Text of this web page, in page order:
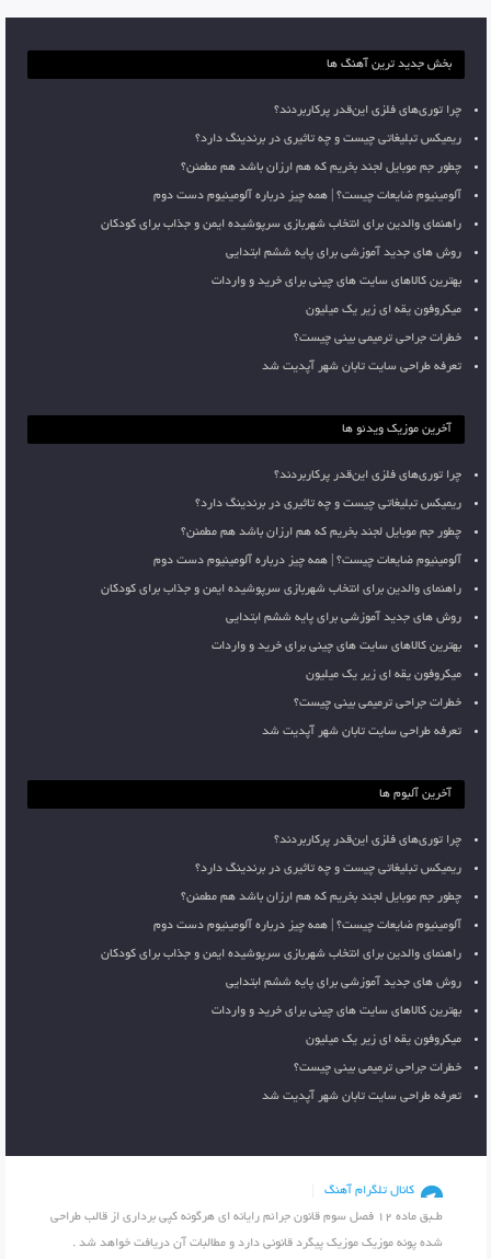
بخش جدید ترین آهنگ ها
چرا توری‌های فلزی این‌قدر پرکاربردند؟
ریمیکس تبلیغاتی چیست و چه تاثیری در برندینگ دارد؟
چطور جم موبایل لجند بخریم که هم ارزان باشد هم مطمئن؟
آلومینیوم ضایعات چیست؟ | همه چیز درباره آلومینیوم دست دوم
راهنمای والدین برای انتخاب شهربازی سرپوشیده ایمن و جذاب برای کودکان
روش های جدید آموزشی برای پایه ششم ابتدایی
بهترین کالاهای سایت های چینی برای خرید و واردات
میکروفون یقه ای زیر یک میلیون
خطرات جراحی ترمیمی بینی چیست؟
تعرفه طراحی سایت تابان شهر آپدیت شد
آخرین موزیک ویدئو ها
چرا توری‌های فلزی این‌قدر پرکاربردند؟
ریمیکس تبلیغاتی چیست و چه تاثیری در برندینگ دارد؟
چطور جم موبایل لجند بخریم که هم ارزان باشد هم مطمئن؟
آلومینیوم ضایعات چیست؟ | همه چیز درباره آلومینیوم دست دوم
راهنمای والدین برای انتخاب شهربازی سرپوشیده ایمن و جذاب برای کودکان
روش های جدید آموزشی برای پایه ششم ابتدایی
بهترین کالاهای سایت های چینی برای خرید و واردات
میکروفون یقه ای زیر یک میلیون
خطرات جراحی ترمیمی بینی چیست؟
تعرفه طراحی سایت تابان شهر آپدیت شد
آخرین آلبوم ها
چرا توری‌های فلزی این‌قدر پرکاربردند؟
ریمیکس تبلیغاتی چیست و چه تاثیری در برندینگ دارد؟
چطور جم موبایل لجند بخریم که هم ارزان باشد هم مطمئن؟
آلومینیوم ضایعات چیست؟ | همه چیز درباره آلومینیوم دست دوم
راهنمای والدین برای انتخاب شهربازی سرپوشیده ایمن و جذاب برای کودکان
روش های جدید آموزشی برای پایه ششم ابتدایی
بهترین کالاهای سایت های چینی برای خرید و واردات
میکروفون یقه ای زیر یک میلیون
خطرات جراحی ترمیمی بینی چیست؟
تعرفه طراحی سایت تابان شهر آپدیت شد
کانال تلگرام آهنگ
طـبق ماده 12 فصل سوم قانون جرائم رایانه ای هرگونه کپی برداری از قالب طراحی
شده پونه موزیک موزیک پیگرد قانونی دارد و مطالبات آن دریافت خواهد شد .